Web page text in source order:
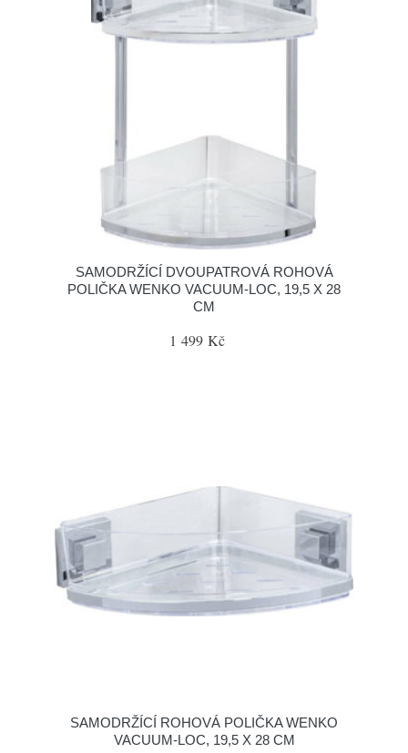
SAMODRŽÍCÍ DVOUPATROVÁ ROHOVÁ
POLIČKA WENKO VACUUM-LOC, 19,5 X 28
CM
1 499 Kč
SAMODRŽÍCÍ ROHOVÁ POLIČKA WENKO
VACUUM-LOC, 19,5 X 28 CM